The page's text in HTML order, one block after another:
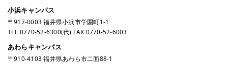
小浜キャンパス
〒917-0003 福井県小浜市学園町1-1
TEL 0770-52-6300(代) FAX 0770-52-6003
あわらキャンパス
〒910-4103 福井県あわら市二面88-1